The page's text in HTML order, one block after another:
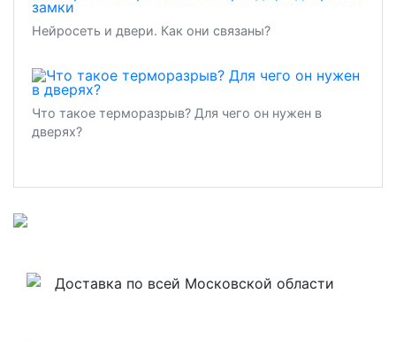
Нейросеть и двери. Как они связаны?
Что такое терморазрыв? Для чего он нужен в
дверях?
Доставка по всей Московской области